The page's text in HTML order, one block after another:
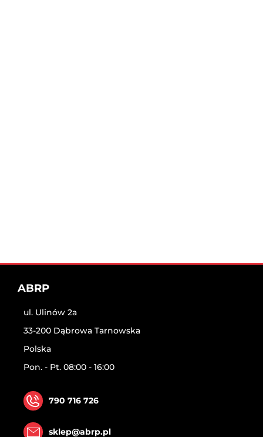
ABRP
ul. Ulinów 2a
33-200 Dąbrowa Tarnowska
Polska
Pon. - Pt. 08:00 - 16:00
790 716 726
sklep@abrp.pl